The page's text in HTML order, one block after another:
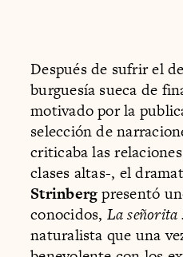
Después de sufrir el
burguesía sueca de
motivado por la
selección de
criticaba las
clases altas-, el
Strinbergpresentó
conocidos, La
naturalista que una